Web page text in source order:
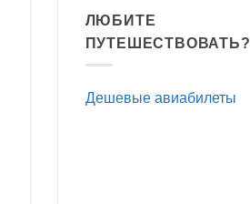
ЛЮБИТЕ
ПУТЕШЕСТВОВАТЬ?
Дешевые авиабилеты